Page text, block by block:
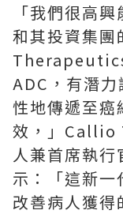
「我們很高
和其投資集
ADC，有潛
性地傳遞至癌
效，」Callio
人兼首席執行
示：「這新一
改善病人獲得